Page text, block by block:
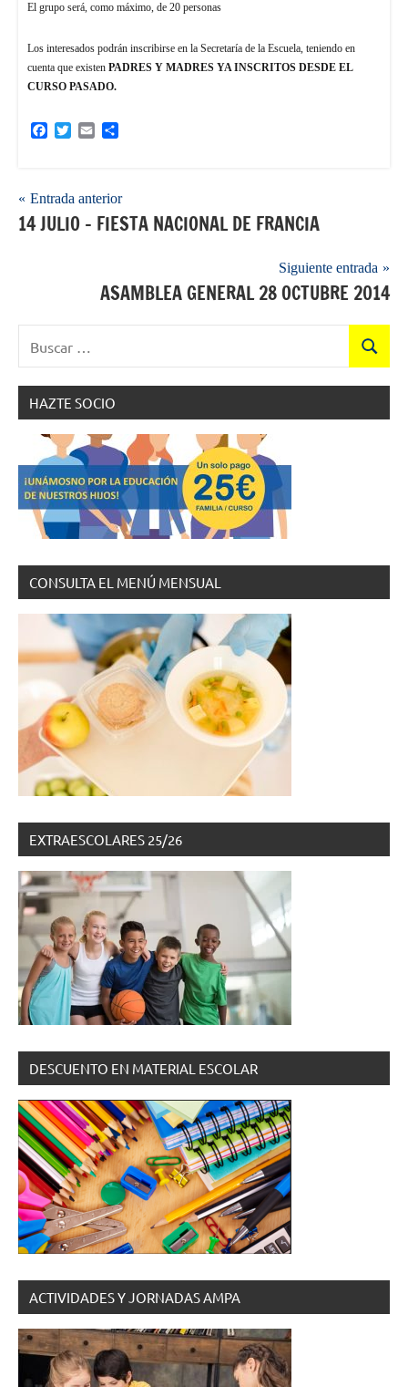
El grupo será, como máximo, de 20 personas
Los interesados podrán inscribirse en la Secretaría de la Escuela, teniendo en
cuenta que existen PADRES Y MADRES YA INSCRITOS DESDE EL
CURSO PASADO.
FacebookTwitterEmail
Navegación
de
Entrada anterior
14 JULIO – FIESTA NACIONAL DE FRANCIA
Siguiente entrada
ASAMBLEA GENERAL 28 OCTUBRE 2014
Buscar
HAZTE SOCIO
CONSULTA EL MENÚ MENSUAL
EXTRAESCOLARES 25/26
DESCUENTO EN MATERIAL ESCOLAR
ACTIVIDADES Y JORNADAS AMPA